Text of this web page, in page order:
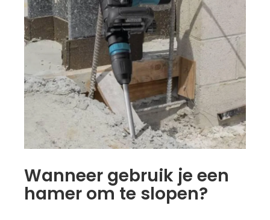
Wanneer gebruik je een
hamer om te slopen?